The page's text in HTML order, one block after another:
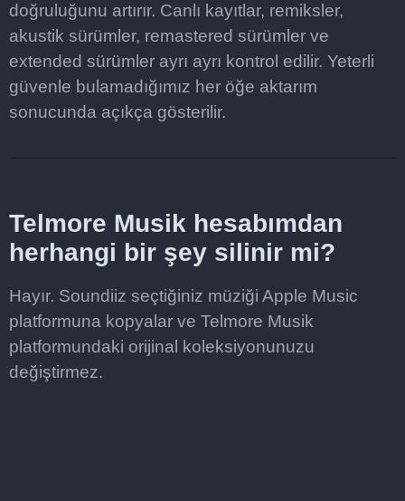
doğruluğunu artırır. Canlı kayıtlar, remiksler,
akustik sürümler, remastered sürümler ve
extended sürümler ayrı ayrı kontrol edilir. Yeterli
güvenle bulamadığımız her öğe aktarım
sonucunda açıkça gösterilir.
Telmore Musik hesabımdan
herhangi bir şey silinir mi?
Hayır. Soundiiz seçtiğiniz müziği Apple Music
platformuna kopyalar ve Telmore Musik
platformundaki orijinal koleksiyonunuzu
değiştirmez.